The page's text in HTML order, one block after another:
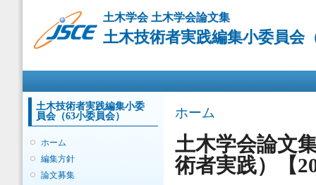
ン
動
土木学会 土木学会論文集
土木技術者実践編集小委員会
土木技術者実践編集小委
員会（63小委員会）
ホーム
編集方針
論文募集
現在地
ホーム
土木学会論文
術者実践）【